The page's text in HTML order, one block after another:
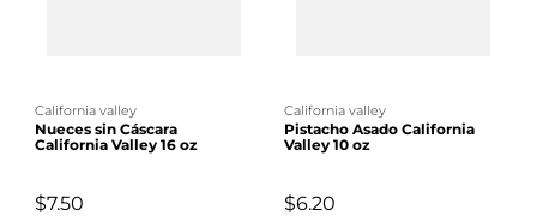
california valley
Nueces sin Cáscara
California Valley 16 oz
$7.50
california valley
Pistacho Asado California
Valley 10 oz
$6.20